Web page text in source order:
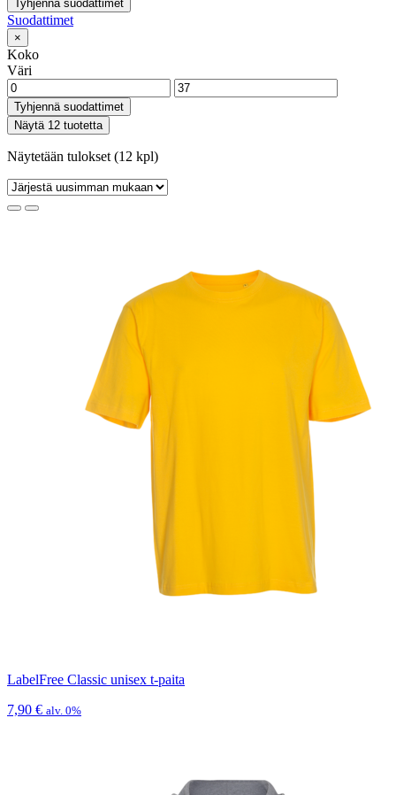
Tyhjennä suodattimet
Suodattimet
×
Koko
Väri
Tyhjennä suodattimet
Näytä 12 tuotetta
Näytetään tulokset (12 kpl)
LabelFree Classic unisex t-paita
7,90 € alv. 0%